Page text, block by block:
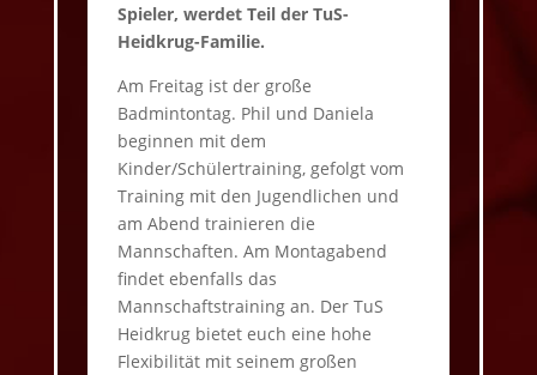
Spieler, werdet Teil der TuS-
Heidkrug-Familie.
Am Freitag ist der große
Badmintontag. Phil und Daniela
beginnen mit dem
Kinder/Schülertraining, gefolgt vom
Training mit den Jugendlichen und
am Abend trainieren die
Mannschaften. Am Montagabend
findet ebenfalls das
Mannschaftstraining an. Der TuS
Heidkrug bietet euch eine hohe
Flexibilität mit seinem großen